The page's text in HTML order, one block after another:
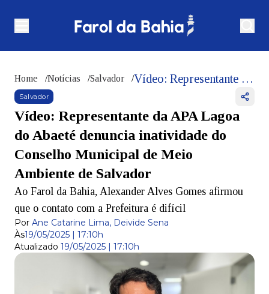
Home /Notícias /Salvador / Vídeo: Representante da APA Lagoa do Abaeté denuncia inatividade do Conselho Municipal de Meio Ambiente de Salvador
Salvador
Vídeo: Representante da APA Lagoa
do Abaeté denuncia inatividade do
Conselho Municipal de Meio
Ambiente de Salvador
Ao Farol da Bahia, Alexander Alves Gomes afirmou
que o contato com a Prefeitura é difícil
Por Ane Catarine Lima, Deivide Sena
Às19/05/2025 | 17:10h
Atualizado 19/05/2025 | 17:10h